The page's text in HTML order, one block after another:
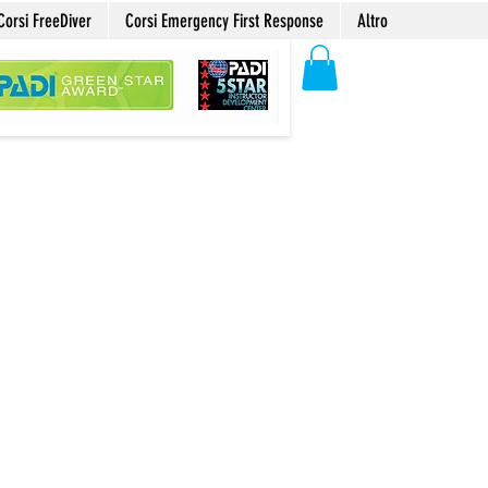
FreeDiver Corsi Emergency First Response Altro